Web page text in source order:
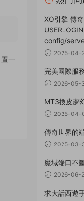
一
XO引擎 傳
config/
2025-04-
完美國際服
2026-05-
MT3換皮夢
2025-04-
傳奇世界的
2025-03-
魔域端口不
2026-06-
求大話西遊